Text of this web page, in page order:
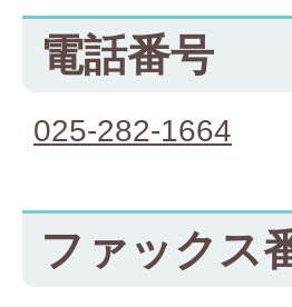
電話番号
025-282-1664
ファックス